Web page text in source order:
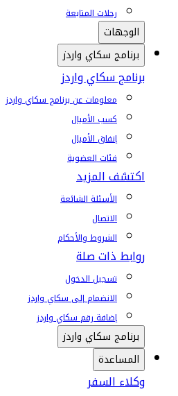
رحلات المتابعة
الوجهات
برنامج سكاي واردز
برنامج سكاي واردز
معلومات عن برنامج سكاي واردز
كسب الأميال
إنفاق الأميال
فئات العضوية
اكتشف المزيد
الأسئلة الشائعة
الاتصال
الشروط والأحكام
روابط ذات صلة
تسجيل الدخول
الانضمام إلى سكاي واردز
إضافة رقم سكاي واردز
برنامج سكاي واردز
المساعدة
وكلاء السفر